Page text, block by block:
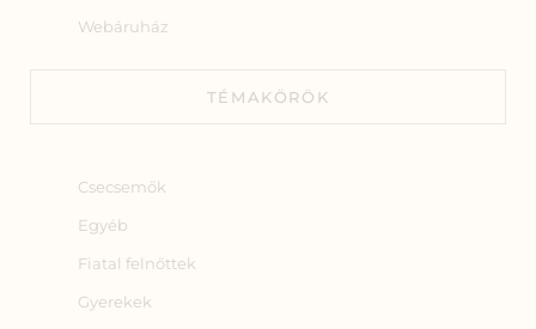
Webáruház
TÉMAKÖRÖK
Csecsemők
Egyéb
Fiatal felnőttek
Gyerekek